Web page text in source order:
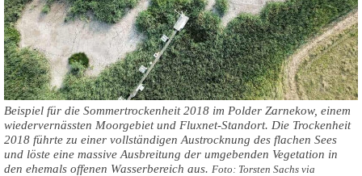
Beispiel für die Sommertrockenheit 2018 im Polder Zarnekow, einem
wiedervernässten Moorgebiet und Fluxnet-Standort. Die Trockenheit
2018 führte zu einer vollständigen Austrocknung des flachen Sees
und löste eine massive Ausbreitung der umgebenden Vegetation in
den ehemals offenen Wasserbereich aus. Foto: Torsten Sachs via